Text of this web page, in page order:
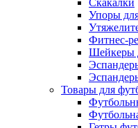
Скакалки
Упоры
Фитнес-
Шейкеры
Товары для